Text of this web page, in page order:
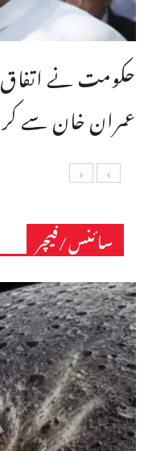
حکومت نے اتفاق
عمران خان سے
سائنس/فیچر